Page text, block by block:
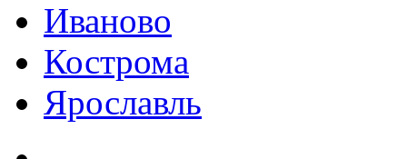
Иваново
Кострома
Ярославль